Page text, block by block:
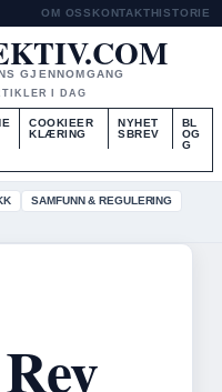
OM OSS KONTAKTHISTORIE
GJENNOMGANG
I DAG
COOKIEER
KLÆRING
NYHET
SBREV
BL
OG
G
SAMFUNN & REGULERING